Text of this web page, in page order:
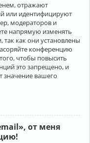
отражают
или идентифицируют
модераторов и
напрямую изменять
как они установлены
конференцию
чтобы повысить
это запрещено, и
значение вашего
от меня